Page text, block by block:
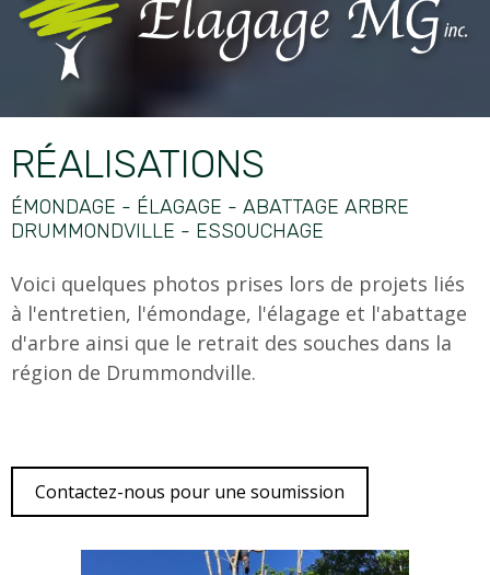
RÉALISATIONS
ÉMONDAGE - ÉLAGAGE - ABATTAGE ARBRE
DRUMMONDVILLE - ESSOUCHAGE
Voici quelques photos prises lors de projets liés
à l'entretien, l'émondage, l'élagage et l'abattage
d'arbre ainsi que le retrait des souches dans la
région de Drummondville.
Contactez-nous pour une soumission